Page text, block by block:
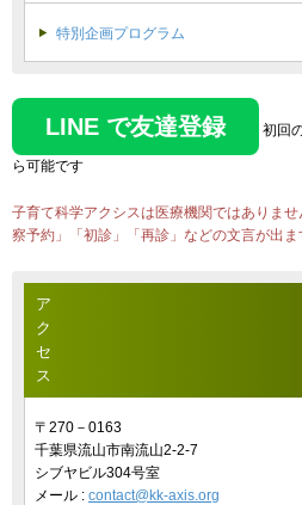
特別企画プログラム
LINE で友達登録 初回
ら可能です
子育て科学アクシスは医療機関ではありま
察予約」「初診」「再診」などの文言が出ま
ア
ク
セ
ス
〒270－0163
千葉県流山市南流山2-2-7
シブヤビル304号室
メール : contact@kk-axis.org